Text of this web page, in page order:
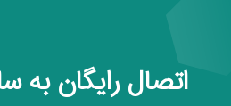
اتصال رایگان به